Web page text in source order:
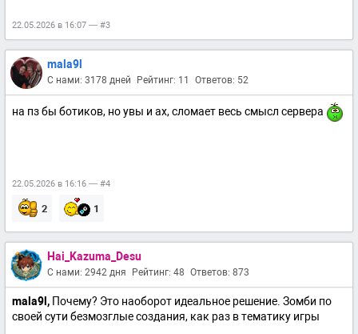
22.05.2026 в 16:07 — #3
mala9l
С нами: 3178 дней Рейтинг: 11 Ответов: 52
на пз бы ботиков, но увы и ах, сломает весь смысл сервера
22.05.2026 в 16:16 — #4
2 1
Hai_Kazuma_Desu
С нами: 2942 дня Рейтинг: 48 Ответов: 873
mala9l, Почему? Это наоборот идеальное решение. Зомби по
своей сути безмозглые создания, как раз в тематику игры